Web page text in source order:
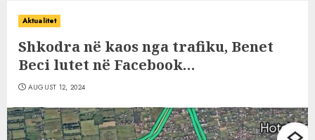
Aktualitet
Shkodra në kaos nga trafiku, Benet
Beci lutet në Facebook…
AUGUST 12, 2024